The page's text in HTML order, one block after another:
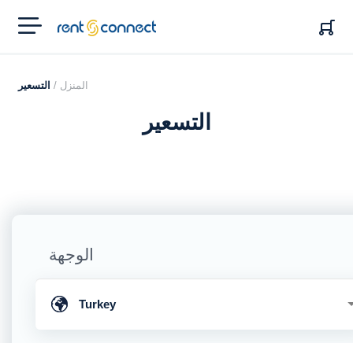
RENT'N
CONNECT
المنزل / التسعير
التسعير
الوجهة
Turkey